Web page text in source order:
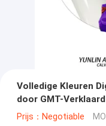
Volledige Kleuren
door GMT-
Prijs：Negotiable